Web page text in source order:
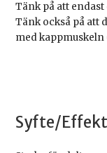
Tänk på att
Tänk också på att
med kappmuskeln
Syfte/Effekt